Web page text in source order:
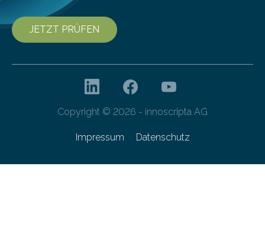
JETZT PRÜFEN
Copyright © 2026 - innoscripta AG
Impressum Datenschutz